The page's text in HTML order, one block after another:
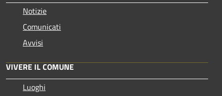
Notizie
Comunicati
Avvisi
VIVERE IL COMUNE
Luoghi